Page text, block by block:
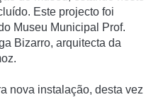
Este projecto foi
Museu Municipal Prof.
Bizarro, arquitecta da
nova instalação, desta vez